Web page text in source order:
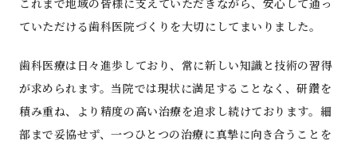
これまで地域の皆様に支えていただきながら、安心して通っ
ていただける歯科医院づくりを大切にしてまいりました。
歯科医療は日々進歩しており、常に新しい知識と技術の習得
が求められます。当院では現状に満足することなく、研鑽を
積み重ね、より精度の高い治療を追求し続けております。細
部まで妥協せず、一つひとつの治療に真摯に向き合うことを